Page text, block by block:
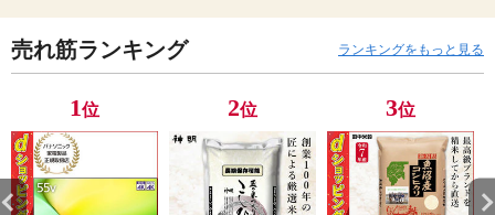
売れ筋ランキング ランキングをもっと見る
1位 2位 3位